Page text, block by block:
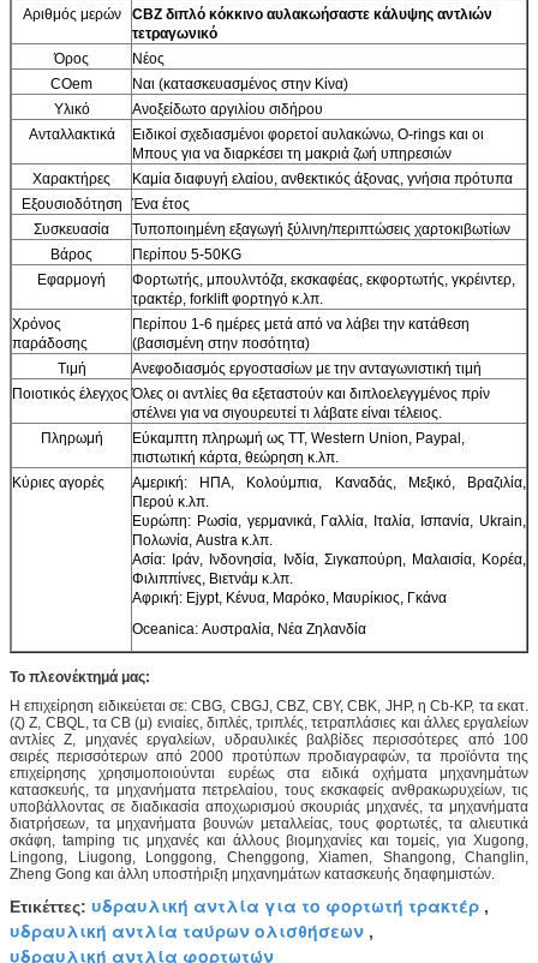
Αριθμός μερών
CBZ διπλό κόκκινο αυλακωήσαστε κάλυψης αντλιών
τετραγωνικό
Όρος
Νέος
COem
Ναι (κατασκευασμένος στην Κίνα)
Υλικό
Ανοξείδωτο αργιλίου σιδήρου
Ανταλλακτικά
Ειδικοί σχεδιασμένοι φορετοί αυλακώνω, O-rings και οι
Μπους για να διαρκέσει τη μακριά ζωή υπηρεσιών
Χαρακτήρες
Καμία διαφυγή ελαίου, ανθεκτικός άξονας, γνήσια πρότυπα
Εξουσιοδότηση
Ένα έτος
Συσκευασία
Τυποποιημένη εξαγωγή ξύλινη/περιπτώσεις χαρτοκιβωτίων
Βάρος
Περίπου 5-50KG
Εφαρμογή
Φορτωτής, μπουλντόζα, εκσκαφέας, εκφορτωτής, γκρέιντερ,
τρακτέρ, forklift φορτηγό κ.λπ.
Χρόνος
παράδοσης
Περίπου 1-6 ημέρες μετά από να λάβει την κατάθεση
(βασισμένη στην ποσότητα)
Τιμή
Ανεφοδιασμός εργοστασίων με την ανταγωνιστική τιμή
Ποιοτικός έλεγχος Όλες οι αντλίες θα εξεταστούν και διπλοελεγγμένος πρίν
στέλνει για να σιγουρευτεί τι λάβατε είναι τέλειος.
Πληρωμή
Εύκαμπτη πληρωμή ως TT, Western Union, Paypal,
πιστωτική κάρτα, θεώρηση κ.λπ.
Κύριες αγορές
Αμερική: ΗΠΑ, Κολούμπια, Καναδάς, Μεξικό, Βραζιλία,
Περού κ.λπ.
Ευρώπη: Ρωσία, γερμανικά, Γαλλία, Ιταλία, Ισπανία, Ukrain,
Πολωνία, Austra κ.λπ.
Ασία: Ιράν, Ινδονησία, Ινδία, Σιγκαπούρη, Μαλαισία, Κορέα,
Φιλιππίνες, Βιετνάμ κ.λπ.
Αφρική: Ejypt, Κένυα, Μαρόκο, Μαυρίκιος, Γκάνα
Oceanica: Αυστραλία, Νέα Ζηλανδία
Το πλεονέκτημά μας:
Η επιχείρηση ειδικεύεται σε: CBG, CBGJ, CBZ, CBY, CBK, JHP, η Cb-KP, τα εκατ.
(ζ) Ζ, CBQL, τα CB (μ) ενιαίες, διπλές, τριπλές, τετραπλάσιες και άλλες εργαλείων
αντλίες Ζ, μηχανές εργαλείων, υδραυλικές βαλβίδες περισσότερες από 100
σειρές περισσότερων από 2000 προτύπων προδιαγραφών, τα προϊόντα της
επιχείρησης χρησιμοποιούνται ευρέως στα ειδικά οχήματα μηχανημάτων
κατασκευής, τα μηχανήματα πετρελαίου, τους εκσκαφείς ανθρακωρυχείων, τις
υποβάλλοντας σε διαδικασία αποχωρισμού σκουριάς μηχανές, τα μηχανήματα
διατρήσεων, τα μηχανήματα βουνών μεταλλείας, τους φορτωτές, τα αλιευτικά
σκάφη, tamping τις μηχανές και άλλους βιομηχανίες και τομείς, για Xugong,
Lingong, Liugong, Longgong, Chenggong, Xiamen, Shangong, Changlin,
Zheng Gong και άλλη υποστήριξη μηχανημάτων κατασκευής δηαφημιστών.
Ετικέττες: υδραυλική αντλία για το φορτωτή τρακτέρ ,
υδραυλική αντλία ταύρων ολισθήσεων ,
υδραυλική αντλία φορτωτών